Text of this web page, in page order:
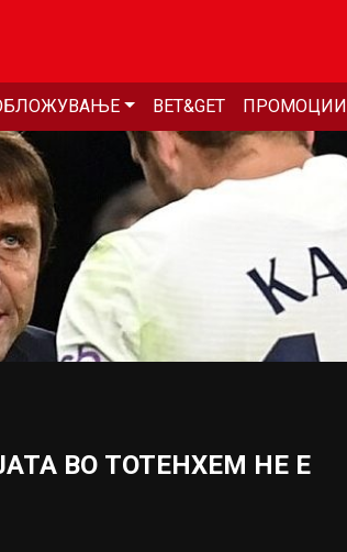
BET&GET ПРОМОЦИИ
ВО ТОТЕНХЕМ НЕ Е